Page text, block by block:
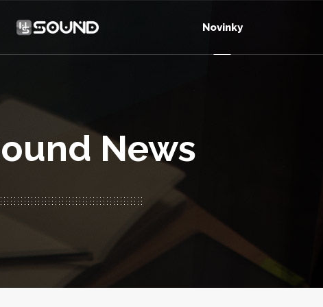
Novinky
News